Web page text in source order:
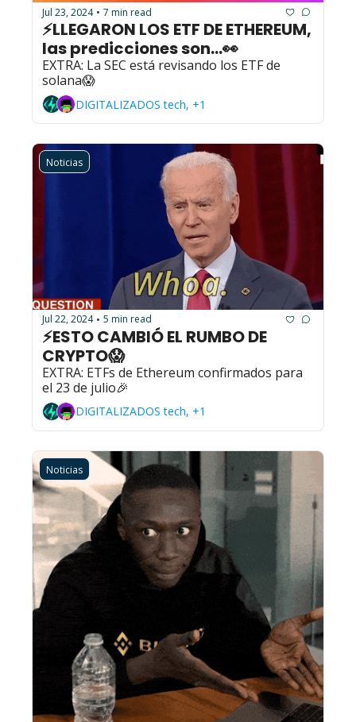
Jul 23, 2024 • 7 min read
⚡LLEGARON LOS ETF DE ETHEREUM,
las predicciones son...👀
EXTRA: La SEC está revisando los ETF de
solana😱
DIGITALIZADOS tech, +1
Noticias
Jul 22, 2024 • 5 min read
⚡ESTO CAMBIÓ EL RUMBO DE
CRYPTO😱
EXTRA: ETFs de Ethereum confirmados para
el 23 de julio🎉
DIGITALIZADOS tech, +1
Noticias